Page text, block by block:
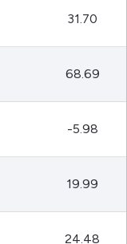
31.70
68.69
-5.98
19.99
24.48